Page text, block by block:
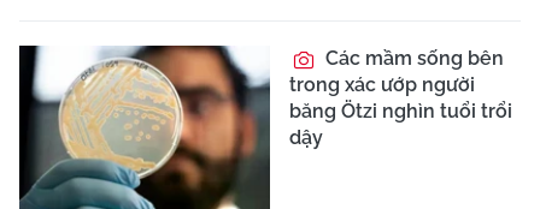
Các mầm sống bên
trong xác ướp người
băng Ötzi nghìn tuổi trổi
dậy